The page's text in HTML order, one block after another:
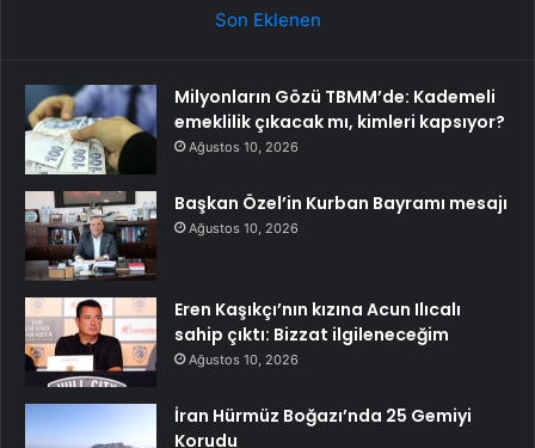
Son Eklenen
Milyonların Gözü TBMM’de: Kademeli
emeklilik çıkacak mı, kimleri kapsıyor?
Ağustos 10, 2026
Başkan Özel’in Kurban Bayramı mesajı
Ağustos 10, 2026
Eren Kaşıkçı’nın kızına Acun Ilıcalı
sahip çıktı: Bizzat ilgileneceğim
Ağustos 10, 2026
İran Hürmüz Boğazı’nda 25 Gemiyi
Korudu